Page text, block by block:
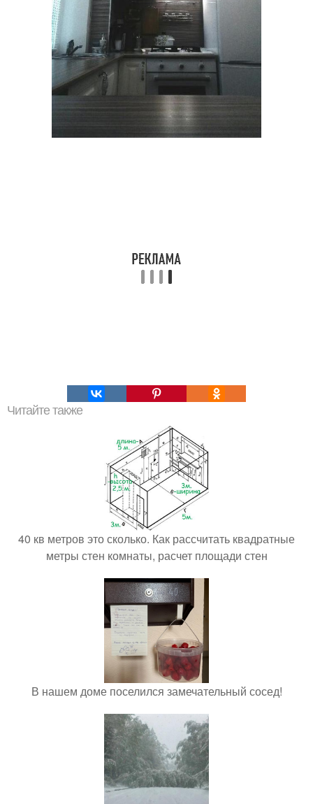
Читайте также
40 кв метров это сколько. Как рассчитать квадратные
метры стен комнаты, расчет площади стен
В нашем доме поселился замечательный сосед!